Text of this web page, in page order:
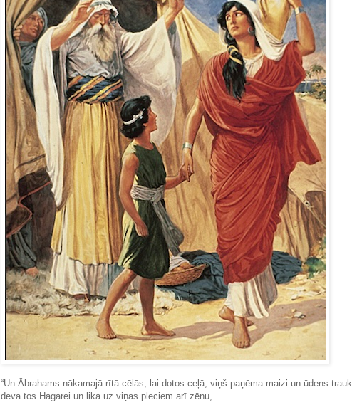
“Un Ābrahams nākamajā rītā cēlās, lai dotos ceļā; viņš paņēma maizi un ūdens
deva tos Hagarei un lika uz viņas pleciem arī zēnu,